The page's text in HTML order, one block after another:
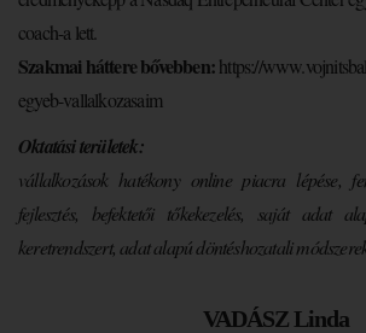
coach-a lett.
Szakmai háttere bővebben:https://
egyeb-vallalkozasaim
Oktatási területek:
vállalkozások hatékony online piacra lépése,
fejlesztés, befektetői tőkekezelés, saját adat
keretrendszert, adat alapú döntéshozatali
VADÁSZ Linda